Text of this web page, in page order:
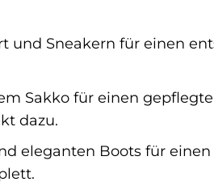
und Sneakern für einen
Sakko für einen
dazu.
eleganten Boots für